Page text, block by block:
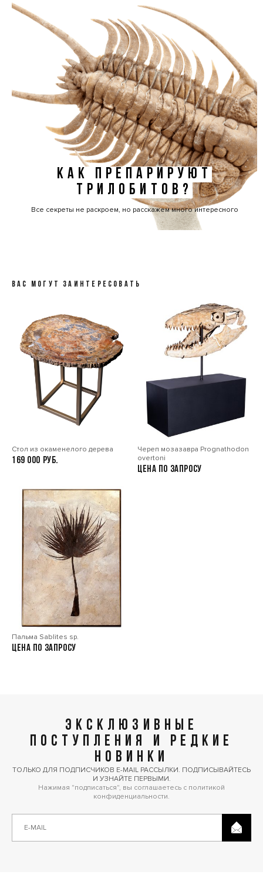
КАК ПРЕПАРИРУЮТ
ТРИЛОБИТОВ?
Все секреты не раскроем, но расскажем много интересного
ВАС МОГУТ ЗАИНТЕРЕСОВАТЬ
Стол из окаменелого дерева
169 000
Череп мозазавра Prognathodon
overtoni
Цена по запросу
Пальма Sablites sp.
Цена по запросу
ЭКСКЛЮЗИВНЫЕ
ПОСТУПЛЕНИЯ И РЕДКИЕ
НОВИНКИ
ТОЛЬКО ДЛЯ ПОДПИСЧИКОВ E-MAIL РАССЫЛКИ. ПОДПИСЫВАЙТЕСЬ
И УЗНАЙТЕ ПЕРВЫМИ.
Нажимая "подписаться", вы соглашаетесь с политикой
конфиденциальности.